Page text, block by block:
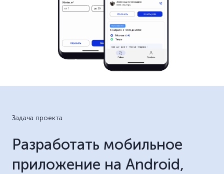
Задача проекта
Разработать мобильное
приложение на Android,